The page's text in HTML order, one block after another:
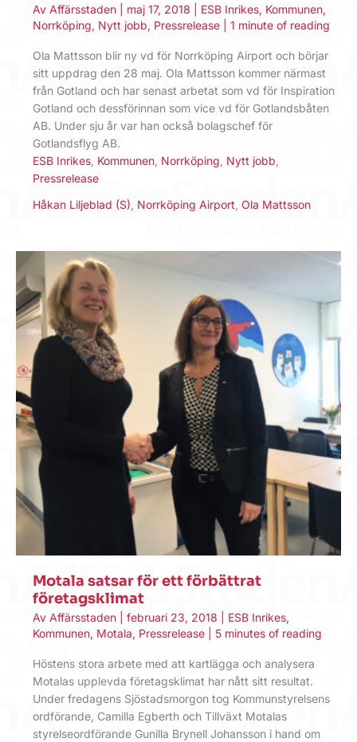
Av Affärsstaden maj 17, 2018 ESB Inrikes, Kommunen,
Norrköping, Nytt jobb, Pressrelease 1 minute of reading
Ola Mattsson blir ny vd för Norrköping Airport och börjar
sitt uppdrag den 28 maj. Ola Mattsson kommer närmast
från Gotland och har senast arbetat som vd för Inspiration
Gotland och dessförinnan som vice vd för Gotlandsbåten
AB. Under sju år var han också bolagschef för
Gotlandsflyg AB.
ESB Inrikes Kommunen Norrköping Nytt jobb
Pressrelease
Håkan Liljeblad (S) Norrköping Airport Ola Mattsson
Motala satsar för ett förbättrat
företagsklimat
Av Affärsstaden februari 23, 2018 ESB Inrikes,
Kommunen, Motala, Pressrelease 5 minutes of reading
Höstens stora arbete med att kartlägga och analysera
Motalas upplevda företagsklimat har nått sitt resultat.
Under fredagens Sjöstadsmorgon tog Kommunstyrelsens
ordförande, Camilla Egberth och Tillväxt Motalas
styrelseordförande Gunilla Brynell Johansson i hand om